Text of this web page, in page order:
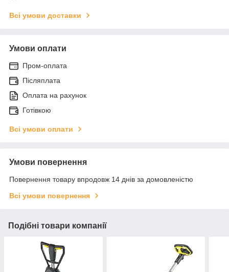
Всі умови доставки
Умови оплати
Пром-оплата
Післяплата
Оплата на рахунок
Готівкою
Всі умови оплати
Умови повернення
Повернення товару впродовж 14 днів за домовленістю
Всі умови повернення
Подібні товари компанії